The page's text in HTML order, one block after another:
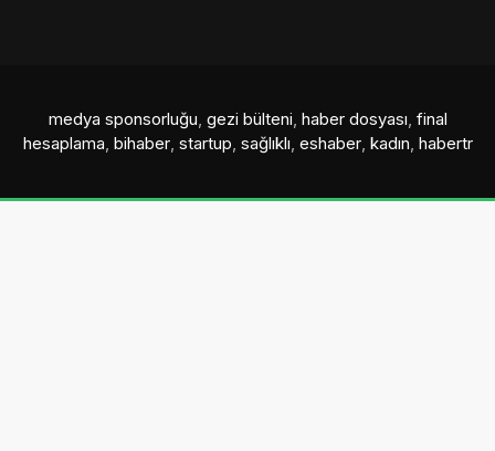
medya sponsorluğu, gezi bülteni, haber dosyası, final
hesaplama, bihaber, startup, sağlıklı, eshaber, kadın, habertr